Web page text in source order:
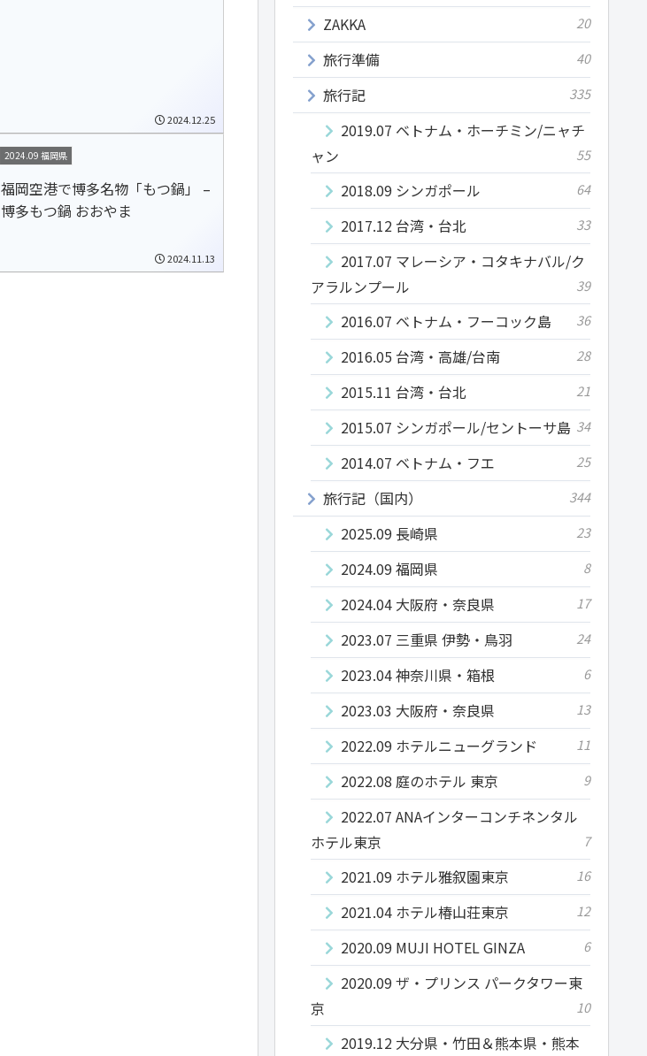
2024.12.25
2024.09 福岡県
福岡空港で博多名物「もつ鍋」 –
博多もつ鍋 おおやま
2024.11.13
ZAKKA 20
旅行準備 40
旅行記 335
2019.07 ベトナム・ホーチミン/ニャチ
ャン
55
2018.09 シンガポール 64
2017.12 台湾・台北 33
2017.07 マレーシア・コタキナバル/ク
アラルンプール
39
2016.07 ベトナム・フーコック島 36
2016.05 台湾・高雄/台南 28
2015.11 台湾・台北 21
2015.07 シンガポール/セントーサ島 34
2014.07 ベトナム・フエ 25
旅行記（国内） 344
2025.09 長崎県 23
2024.09 福岡県 8
2024.04 大阪府・奈良県 17
2023.07 三重県 伊勢・鳥羽 24
2023.04 神奈川県・箱根 6
2023.03 大阪府・奈良県 13
2022.09 ホテルニューグランド 11
2022.08 庭のホテル 東京 9
2022.07 ANAインターコンチネンタル
ホテル東京
7
2021.09 ホテル雅叙園東京 16
2021.04 ホテル椿山荘東京 12
2020.09 MUJI HOTEL GINZA 6
2020.09 ザ・プリンス パークタワー東
京
10
2019.12 大分県・竹田＆熊本県・熊本